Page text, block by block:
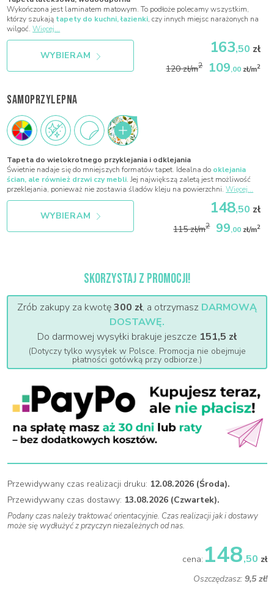
Wykończona jest laminatem matowym. To podłoże polecamy wszystkim,
którzy szukają tapety do kuchni, łazienki, czy innych miejsc narażonych na
wilgoć.Więcej...
WYBIERAM 163,50 zł
120 zł/m2 109,00 zł/m2
SAMOPRZYLEPNA
Tapeta do wielokrotnego przyklejania i odklejania
Świetnie nadaje się do mniejszych formatów tapet. Idealna do oklejania
ścian, ale również drzwi czy mebli. Jej największą zaletą jest możliwość
przeklejania, ponieważ nie zostawia śladów kleju na powierzchni.Więcej...
WYBIERAM 148,50 zł
115 zł/m2 99,00 zł/m2
SKORZYSTAJ Z PROMOCJI!
Zrób zakupy za kwotę300 zł, a otrzymasz DARMOWĄ
DOSTAWĘ.
Do darmowej wysyłki brakuje jeszcze 151,5 zł
(Dotyczy tylko wysyłek w Polsce. Promocja nie obejmuje
płatności gotówką przy odbiorze.)
Przewidywany czas realizacji druku: 12.08.2026 (Środa).
Przewidywany czas dostawy: 13.08.2026 (Czwartek).
Podany czas należy traktować orientacyjnie. Czas realizacji jak i dostawy
może się wydłużyć z przyczyn niezależnych od nas.
cena: 148,50 zł
Oszczędzasz: 9,5 zł!